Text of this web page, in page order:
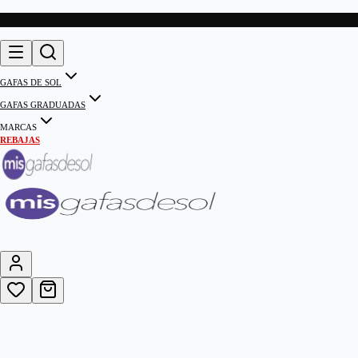
GAFAS DE SOL
GAFAS GRADUADAS
MARCAS
REBAJAS